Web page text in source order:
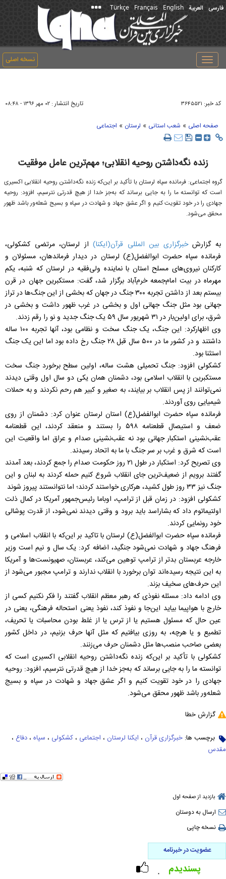
فارسی العربیة English
Français
Türkçe
نسخه اصلی
Toggle
navigation
کد خبر: ۳۶۴۵۵۲۱ تاریخ انتشار : ۰۲ مهر ۱۳۹۶ - ۰۸:۴۸
صفحه اصلی » شعب استانی » لرستان » اجتماعی
زنده نگه‌داشتن روحیه انقلابی؛ مهم‌ترین عامل موفقیت
گروه اجتماعی: فرمانده سپاه لرستان با تأکید بر این‌که زنده نگه‌داشتن روحیه انقلابی اکسیری
است که توانسته ما را به جایی برساند که به‌جز خدا از هیچ قدرتی نترسیم، افزود: روحیه
جهادی را در خود تقویت کنیم و اگر عشق جهاد و شهادت در سپاه و بسیج شعله‌ور باشد ظهور
محقق می‌شود.
به گزارشخبرگزاری بین المللی قرآن(ایکنا)از لرستان، مرتضی کشکولی،
فرمانده سپاه حضرت ابوالفضل(ع) لرستان در دیدار فرماندهان، مسئولان و
کارکنان نیروی‌های مسلح استان با نماینده ولی‌فقیه در لرستان که شنبه، یکم
مهرماه در بیت امام‌جمعه خرم‌آباد برگزار شد، گفت: مستکبرین جهان در قرن
بیستم بعد از داشتن تجربه ۳۰۰ جنگ در جهان که بخشی از این جنگ‌ها در تراز
جهانی بود مثل جنگ جهانی اول و بخشی در غرب ظهور داشت و بخشی در
شرق، برای اولین‌بار در ۳۱ شهریور سال ۵۹ یک جنگ جدید و نو را رقم زدند.
وی اظهارکرد: این جنگ، یک جنگ سخت و نظامی بود، آنها تجربه ۱۰۰ ساله
داشتند و در کشور ما در ۵۰۰ سال قبل ۲۸ جنگ رخ داده بود اما این یک جنگ
استثنا بود.
کشکولی افزود: جنگ تحمیلی هشت ساله، اولین سطح برخورد جنگ سخت
مستکبرین با انقلاب اسلامی بود، دشمنان همان یکی دو سال اول وقتی دیدند
نمی‌توانند از پس انقلاب بر بیایند، به صغیر و کبیر هم رحم نکردند و به حملات
شیمیایی روی آوردند.
فرمانده سپاه حضرت ابوالفضل(ع) استان لرستان عنوان کرد: دشمنان از روی
ضعف و استیصال قطعنامه ۵۹۸ را بستند و منعقد کردند، این قطعنامه
عقب‌نشینی استکبار جهانی بود نه عقب‌نشینی صدام و عراق اما واقعیت این
است که شرق و غرب بر سر جنگ با ما به اتحاد رسیدند.
وی تصریح کرد: استکبار در طول ۲۱ روز حکومت صدام را جمع کردند، بعد آمدند
گفتند برویم از ضعیف‌ترین جای انقلاب شروع کنیم حمله کردند به لبنان و این
جنگ نیز ۳۳ روز طول کشید، هرکاری خواستند کردند؛ اما نتوانستند پیروز شوند
کشکولی افزود: در زمان قبل از ترامپ، اوباما رئیس‌جمهور آمریکا در کمال ذلت
اولتیماتوم داد که بشاراسد باید برود و وقتی دیدند نمی‌شود، از قدرت پوشالی
خود رونمایی کردند.
فرمانده سپاه حضرت ابوالفضل(ع) لرستان با تاکید بر این‌که با انقلاب اسلامی و
فرهنگ جهاد و شهادت نمی‌شود جنگید، اضافه کرد: یک سال و نیم است وزیر
خارجه عربستان بدتر از ترامپ توهین می‌کند، عربستان، صهیونست‌ها و آمریکا
به این نتیجه رسیده‌اند توان برخورد با انقلاب ندارند و ترامپ مجبور می‌شود از
این حرف‌های سخیف بزند.
وی ادامه داد: مسئله نفوذی که رهبر معظم انقلاب گفتند را فکر نکنیم کسی از
خارج با هواپیما بیاید این‌جا و نفوذ کند، نفوذ یعنی استحاله فرهنگی، یعنی در
عین حال که مسئول هستیم یا از ترس یا از غلط بودن محاسبات یا تحریف،
تطمیع و یا هرچه، به روزی بیافتیم که مثل آنها حرف بزنیم، در داخل کشور
بعضی صاحب منصب‌ها مثل دشمنان حرف می‌زنند.
کشکولی با تأکید بر این‌که زنده نگه‌داشتن روحیه انقلابی اکسیری است که
توانسته ما را به جایی برساند که به‌جز خدا از هیچ قدرتی نترسیم، افزود: روحیه
جهادی را در خود تقویت کنیم و اگر عشق جهاد و شهادت در سپاه و بسیج
شعله‌ور باشد ظهور محقق می‌شود.
گزارش خطا
برچسب ها: خبرگزاری قرآن ، ایکنا لرستان ، اجتماعی ، کشکولی ، سپاه ، دفاع ،
مقدس
بازدید از صفحه اول
ارسال به دوستان
نسخه چاپی
عضویت در خبرنامه
۰ پسندیدم